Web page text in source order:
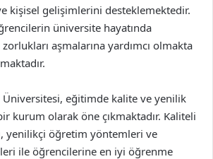
kişisel gelişimlerini desteklemektedir.
üniversite hayatında
aşmalarına yardımcı olmakta
Üniversitesi, eğitimde kalite ve yenilik
kurum olarak öne çıkmaktadır. Kaliteli
yenilikçi öğretim yöntemleri ve
ile öğrencilerine en iyi öğrenme